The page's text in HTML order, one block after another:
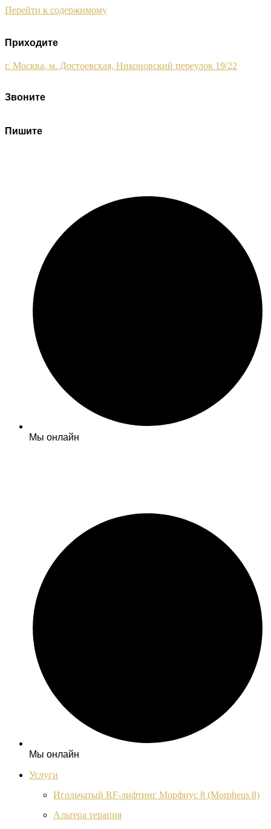
Перейти к содержимому
Приходите
г. Москва, м. Достоевская, Никоновский переулок 19/22
Звоните
Пишите
Мы онлайн
Мы онлайн
Услуги
Игольчатый RF-лифтинг Морфиус 8 (Morpheus 8)
Альтера терапия